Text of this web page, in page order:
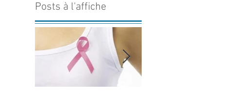
Posts à l'affiche